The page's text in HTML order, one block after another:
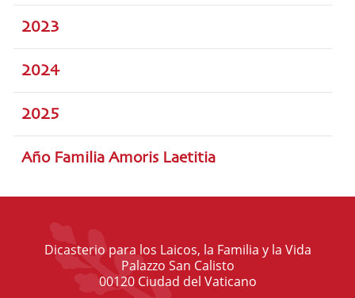
2023
2024
2025
Año Familia Amoris Laetitia
Dicasterio para los Laicos, la Familia y la Vida
Palazzo San Calisto
00120 Ciudad del Vaticano